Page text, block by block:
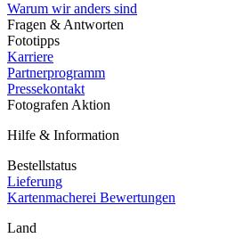
Warum wir anders sind
Fragen & Antworten
Fototipps
Karriere
Partnerprogramm
Pressekontakt
Fotografen Aktion
Hilfe & Information
Bestellstatus
Lieferung
Kartenmacherei Bewertungen
Land